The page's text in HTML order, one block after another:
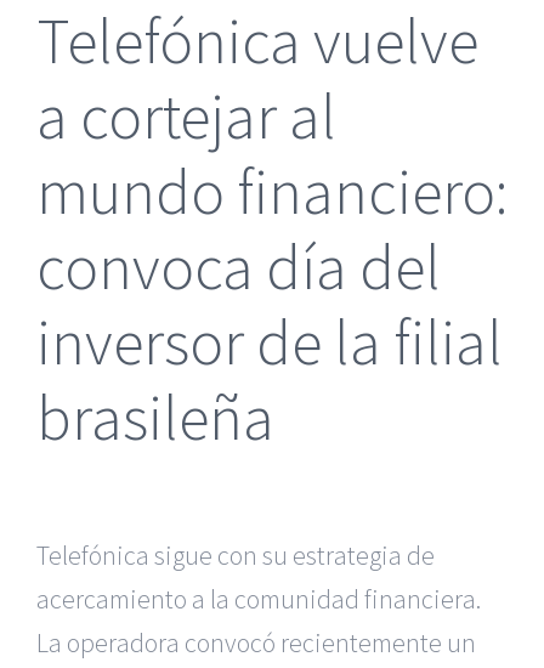
Telefónica vuelve
a cortejar al
mundo financiero:
convoca día del
inversor de la filial
brasileña
Telefónica sigue con su estrategia de
acercamiento a la comunidad financiera.
La operadora convocó recientemente un